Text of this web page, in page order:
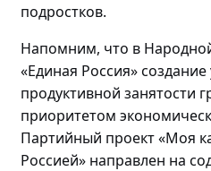
подростков.
Напомним, что в
«Единая Россия»
продуктивной занятости
приоритетом
Партийный проект «Моя
Россией» направлен на